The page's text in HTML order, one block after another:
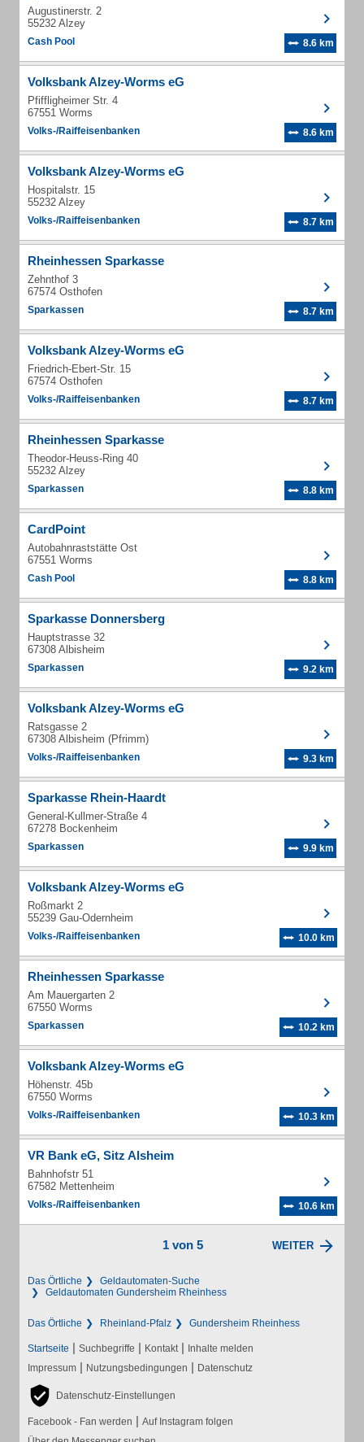
Augustinerstr. 2
55232 Alzey
Cash Pool 8.6 km
Volksbank Alzey-Worms eG
Pfiffligheimer Str. 4
67551 Worms
Volks-/Raiffeisenbanken 8.6 km
Volksbank Alzey-Worms eG
Hospitalstr. 15
55232 Alzey
Volks-/Raiffeisenbanken 8.7 km
Rheinhessen Sparkasse
Zehnthof 3
67574 Osthofen
Sparkassen 8.7 km
Volksbank Alzey-Worms eG
Friedrich-Ebert-Str. 15
67574 Osthofen
Volks-/Raiffeisenbanken 8.7 km
Rheinhessen Sparkasse
Theodor-Heuss-Ring 40
55232 Alzey
Sparkassen 8.8 km
CardPoint
Autobahnraststätte Ost
67551 Worms
Cash Pool 8.8 km
Sparkasse Donnersberg
Hauptstrasse 32
67308 Albisheim
Sparkassen 9.2 km
Volksbank Alzey-Worms eG
Ratsgasse 2
67308 Albisheim (Pfrimm)
Volks-/Raiffeisenbanken 9.3 km
Sparkasse Rhein-Haardt
General-Kullmer-Straße 4
67278 Bockenheim
Sparkassen 9.9 km
Volksbank Alzey-Worms eG
Roßmarkt 2
55239 Gau-Odernheim
Volks-/Raiffeisenbanken 10.0 km
Rheinhessen Sparkasse
Am Mauergarten 2
67550 Worms
Sparkassen 10.2 km
Volksbank Alzey-Worms eG
Höhenstr. 45b
67550 Worms
Volks-/Raiffeisenbanken 10.3 km
VR Bank eG, Sitz Alsheim
Bahnhofstr 51
67582 Mettenheim
Volks-/Raiffeisenbanken 10.6 km
1 von 5 WEITER
Das Örtliche
Geldautomaten-Suche
Geldautomaten Gundersheim Rheinhess
Das Örtliche Rheinland-Pfalz Gundersheim Rheinhess
Startseite | Suchbegriffe | Kontakt | Inhalte melden
Impressum | Nutzungsbedingungen | Datenschutz
Datenschutz-Einstellungen
Facebook - Fan werden | Auf Instagram folgen